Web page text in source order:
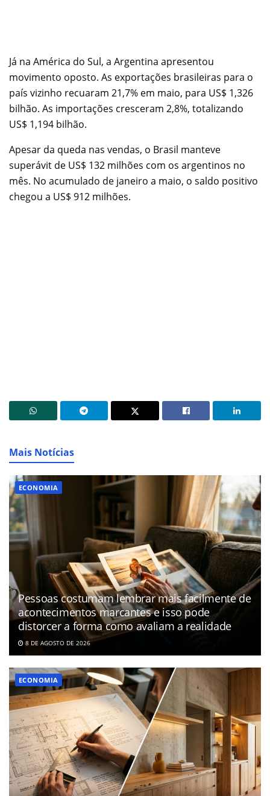
Já na América do Sul, a Argentina apresentou
movimento oposto. As exportações brasileiras para o
país vizinho recuaram 21,7% em maio, para US$ 1,326
bilhão. As importações cresceram 2,8%, totalizando
US$ 1,194 bilhão.
Apesar da queda nas vendas, o Brasil manteve
superávit de US$ 132 milhões com os argentinos no
mês. No acumulado de janeiro a maio, o saldo positivo
chegou a US$ 912 milhões.
Mais Notícias
ECONOMIA
Pessoas costumam lembrar mais facilmente de
acontecimentos marcantes e isso pode
distorcer a forma como avaliam a realidade
8 DE AGOSTO DE 2026
ECONOMIA